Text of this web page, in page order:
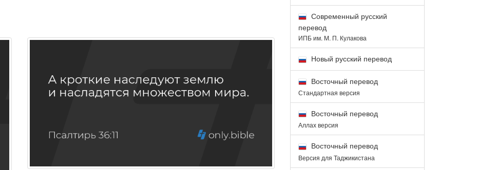
Современный русский
перевод
ИПБ им. М. П. Кулакова
Новый русский перевод
Восточный перевод
Стандартная версия
Восточный перевод
Аллах версия
Восточный перевод
Версия для Таджикистана